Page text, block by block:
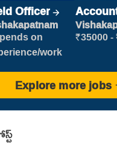
Officer
on
work
Clerk
new
₹35000
Explore more jobs